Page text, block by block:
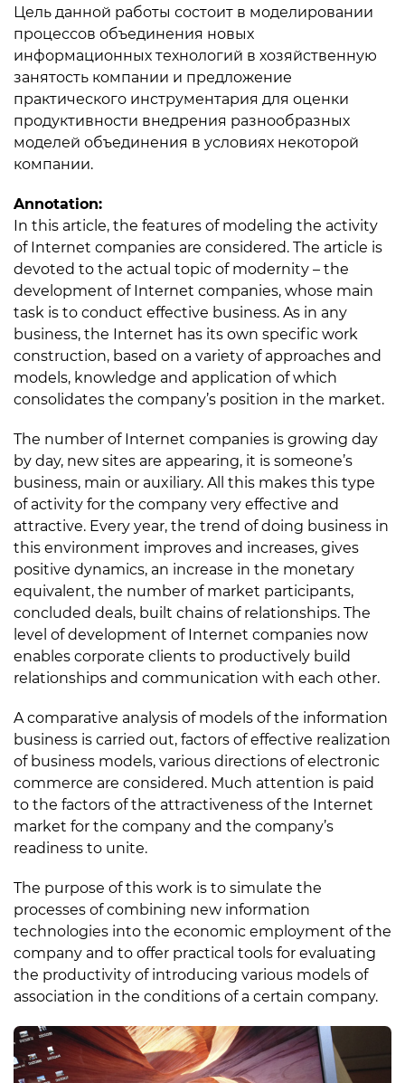
Цель данной работы состоит в моделировании
процессов объединения новых
информационных технологий в хозяйственную
занятость компании и предложение
практического инструментария для оценки
продуктивности внедрения разнообразных
моделей объединения в условиях некоторой
компании.
Annotation:
In this article, the features of modeling the activity
of Internet companies are considered. The article is
devoted to the actual topic of modernity – the
development of Internet companies, whose main
task is to conduct effective business. As in any
business, the Internet has its own specific work
construction, based on a variety of approaches and
models, knowledge and application of which
consolidates the company’s position in the market.
The number of Internet companies is growing day
by day, new sites are appearing, it is someone’s
business, main or auxiliary. All this makes this type
of activity for the company very effective and
attractive. Every year, the trend of doing business in
this environment improves and increases, gives
positive dynamics, an increase in the monetary
equivalent, the number of market participants,
concluded deals, built chains of relationships. The
level of development of Internet companies now
enables corporate clients to productively build
relationships and communication with each other.
A comparative analysis of models of the information
business is carried out, factors of effective realization
of business models, various directions of electronic
commerce are considered. Much attention is paid
to the factors of the attractiveness of the Internet
market for the company and the company’s
readiness to unite.
The purpose of this work is to simulate the
processes of combining new information
technologies into the economic employment of the
company and to offer practical tools for evaluating
the productivity of introducing various models of
association in the conditions of a certain company.